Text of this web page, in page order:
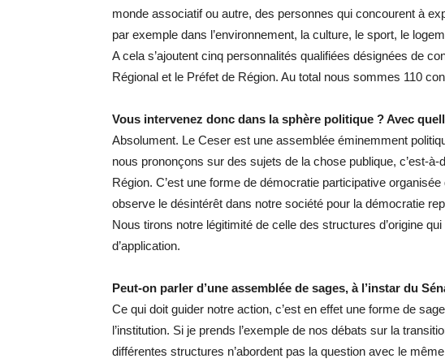
monde associatif ou autre, des personnes qui concourent à
par exemple dans l’environnement, la culture, le sport, le
A cela s’ajoutent cinq personnalités qualifiées désignées de
Régional et le Préfet de Région. Au total nous sommes 110
Vous intervenez donc dans la sphère politique ? Avec
Absolument. Le Ceser est une assemblée éminemment
nous prononçons sur des sujets de la chose publique, c’est-
Région. C’est une forme de démocratie participative
observe le désintérêt dans notre société pour la démocratie
Nous tirons notre légitimité de celle des structures d’origine
d’application.
Peut-on parler d’une assemblée de sages, à l’instar du
Ce qui doit guider notre action, c’est en effet une forme de
l’institution. Si je prends l’exemple de nos débats sur la
différentes structures n’abordent pas la question avec le